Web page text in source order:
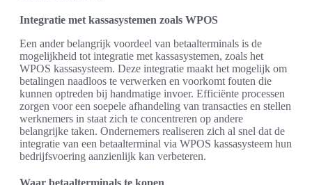
Integratie met kassasystemen zoals WPOS
Een ander belangrijk voordeel van betaalterminals is de
mogelijkheid tot integratie met kassasystemen, zoals het
WPOS kassasysteem. Deze integratie maakt het mogelijk om
betalingen naadloos te verwerken en voorkomt fouten die
kunnen optreden bij handmatige invoer. Efficiënte processen
zorgen voor een soepele afhandeling van transacties en stellen
werknemers in staat zich te concentreren op andere
belangrijke taken. Ondernemers realiseren zich al snel dat de
integratie van een betaalterminal via WPOS kassasysteem hun
bedrijfsvoering aanzienlijk kan verbeteren.
Waar betaalterminals te kopen